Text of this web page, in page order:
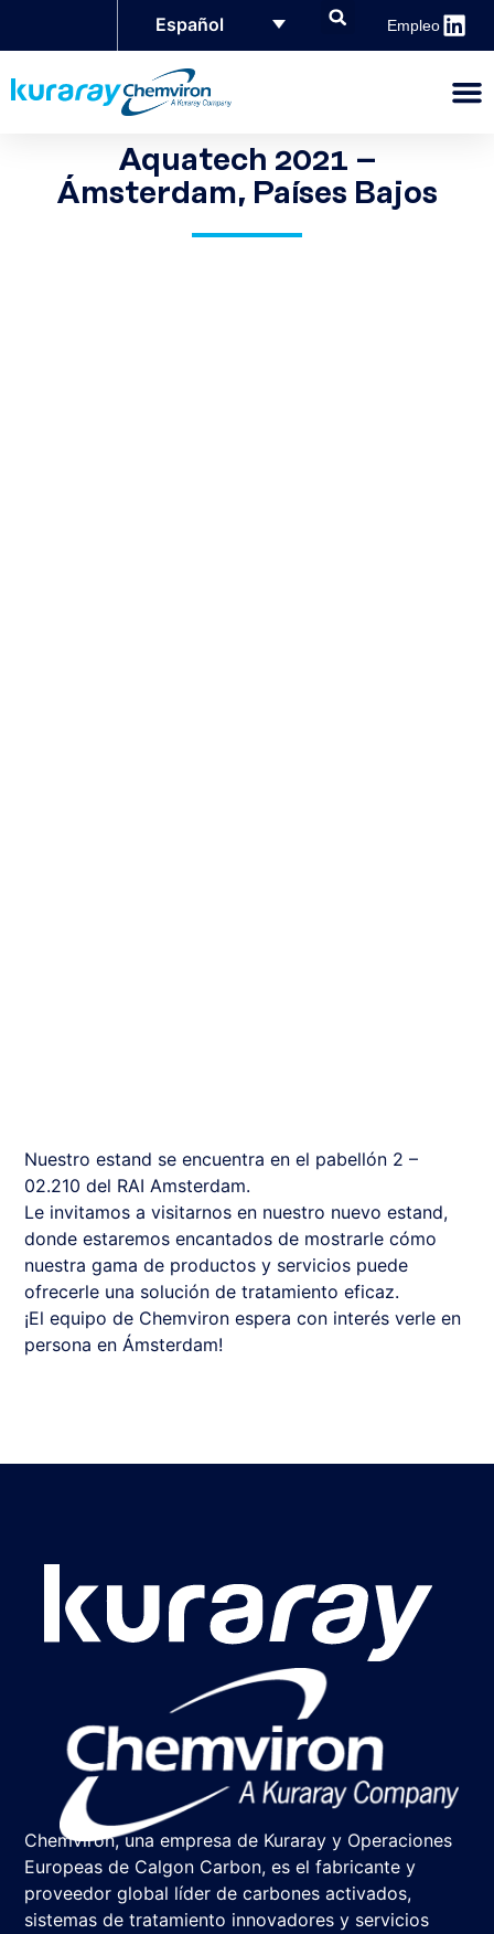
Empleo
Español
Aquatech 2021 –
Ámsterdam, Países Bajos
Nuestro estand se encuentra en el pabellón 2 –
02.210 del RAI Amsterdam.
Le invitamos a visitarnos en nuestro nuevo estand,
donde estaremos encantados de mostrarle cómo
nuestra gama de productos y servicios puede
ofrecerle una solución de tratamiento eficaz.
¡El equipo de Chemviron espera con interés verle en
persona en Ámsterdam!
Chemviron, una empresa de Kuraray y Operaciones
Europeas de Calgon Carbon, es el fabricante y
proveedor global líder de carbones activados,
sistemas de tratamiento innovadores y servicios